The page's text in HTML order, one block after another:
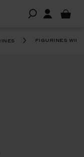
figurines